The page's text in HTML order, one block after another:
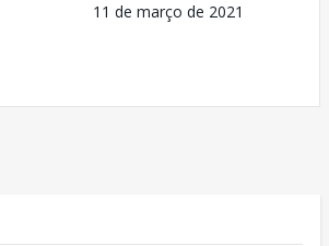
11 de março de 2021